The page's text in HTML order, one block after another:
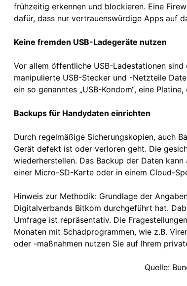
frühzeitig erkennen und blockieren. Eine
dafür, dass nur vertrauenswürdige Apps auf
Keine fremden USB-Ladegeräte nutzen
Vor allem öffentliche USB-Ladestationen
manipulierte USB-Stecker und -Netzteile
ein so genanntes „USB-Kondom“, eine
Backups für Handydaten einrichten
Durch regelmäßige Sicherungskopien, auch
Gerät defekt ist oder verloren geht. Die
wiederherstellen. Das Backup der Daten
einer Micro-SD-Karte oder in einem Cloud-
Hinweis zur Methodik: Grundlage der
Digitalverbands Bitkom durchgeführt hat.
Umfrage ist repräsentativ. Die
Monaten mit Schadprogrammen, wie z.B.
oder -maßnahmen nutzen Sie auf Ihrem
Quelle: